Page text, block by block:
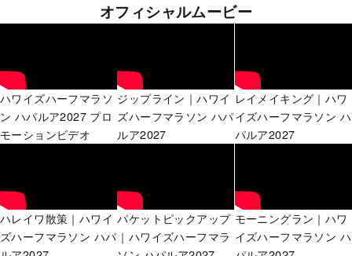
オフィシャルムービー
ハワイズハーフマラソ
ン ハパルア2027 プロ
モーションビデオ
ジップライン｜ハワイ
ズハーフマラソン ハパ
ルア2027
レイメイキング｜ハワ
イズハーフマラソン ハ
パルア2027
ハレイワ散策｜ハワイ
ズハーフマラソン ハパ
パケットピックアップ
｜ハワイズハーフマラ
モーニングラン｜ハワ
イズハーフマラソン ハ